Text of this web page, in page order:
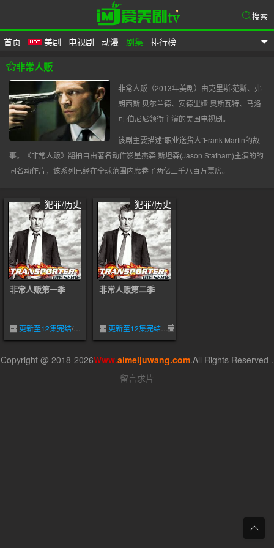
首页 美剧 电视剧 动漫 剧集 排行榜
搜索
非常人贩
非常人贩（2013年美剧）由克里斯·范斯、弗
朗西斯·贝尔兰德、安德里娅·奥斯瓦特、马洛
可·伯尼尼领衔主演的美国电视剧。
该剧主要描述“职业送货人”Frank Martin的故
事。《非常人贩》翻拍自由著名动作影星杰森·斯坦森(Jason Statham)主演的的
同名动作片，该系列已经在全球范围内席卷了两亿三千八百万票房。
犯罪/历史
非常人贩第一季
更新至12集完结/ 09-27
犯罪/历史
非常人贩第二季
更新至12集完结
Copyright @ 2018-2026Www.aimeijuwang.com.All Rights Reserved .
留言求片